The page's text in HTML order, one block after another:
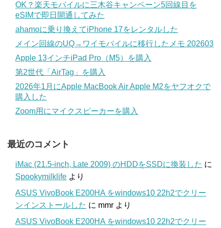
OK？楽天モバイルに三木谷キャンペーン5回線目を
eSIMで即日開通してみた
ahamoに乗り換えてiPhone 17をレンタルした
メイン回線のUQ→ワイモバイルに移行したメモ 202603
Apple 13インチiPad Pro（M5）を購入
第2世代「AirTag」を購入
2026年1月にApple MacBook Air Apple M2をヤフオクで
購入した
Zoom用にマイクスピーカーを購入
最近のコメント
iMac (21.5-inch, Late 2009) のHDDをSSDに換装した に
Spookymilklife より
ASUS VivoBook E200HA をwindows10 22h2でクリー
ンインストールした に mmr より
ASUS VivoBook E200HA をwindows10 22h2でクリー